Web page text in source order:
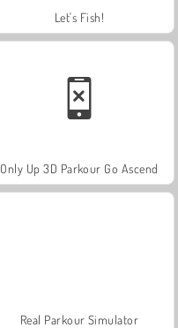
Let's Fish!
Only Up 3D Parkour Go Ascend
Real Parkour Simulator